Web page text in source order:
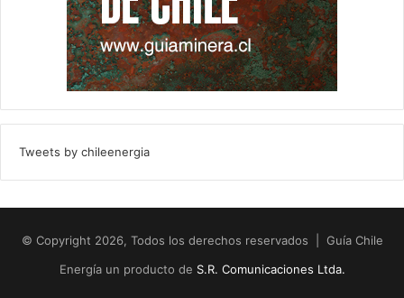
Tweets by chileenergia
© Copyright 2026, Todos los derechos reservados | Guía Chile
Energía un producto de S.R. Comunicaciones Ltda.